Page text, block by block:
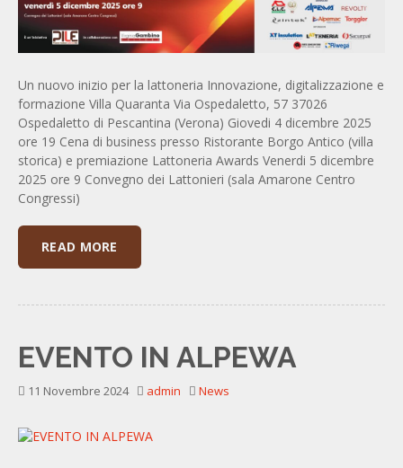
Un nuovo inizio per la lattoneria Innovazione, digitalizzazione e
formazione Villa Quaranta Via Ospedaletto, 57 37026
Ospedaletto di Pescantina (Verona) Giovedi 4 dicembre 2025
ore 19 Cena di business presso Ristorante Borgo Antico (villa
storica) e premiazione Lattoneria Awards Venerdi 5 dicembre
2025 ore 9 Convegno dei Lattonieri (sala Amarone Centro
Congressi)
READ MORE
EVENTO IN ALPEWA
11 Novembre 2024 admin News